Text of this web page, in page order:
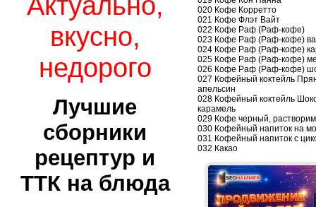
вкусно,
недорого
Лучшие
сборники
рецептур и
ТТК на блюда
020 Кофе Корретто
021 Кофе Флэт Вайт
022 Кофе Раф (Раф-кофе)
023 Кофе Раф (Раф-кофе)
024 Кофе Раф (Раф-кофе)
025 Кофе Раф (Раф-кофе)
026 Кофе Раф (Раф-кофе)
027 Кофейный коктейль
апельсин
028 Кофейный коктейль
карамель
029 Кофе черный,
030 Кофейный напиток на
031 Кофейный напиток с
032 Какао